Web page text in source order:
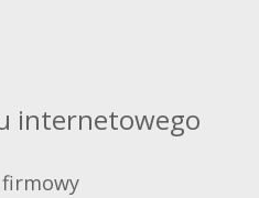
internetowego
firmowy